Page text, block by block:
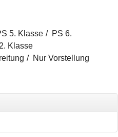
5. Klasse
PS 6.
Klasse
Nur Vorstellung